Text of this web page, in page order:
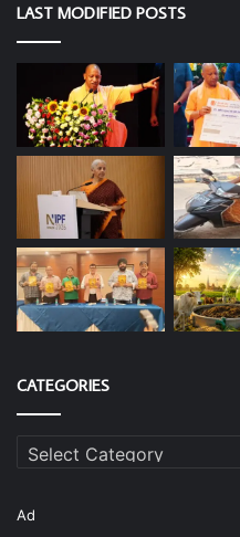
LAST MODIFIED POSTS
CATEGORIES
Categories
Ad